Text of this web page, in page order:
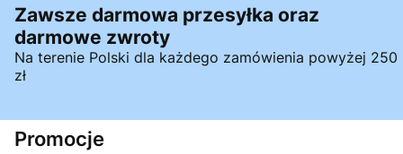
Zawsze darmowa przesyłka oraz
darmowe zwroty
Na terenie Polski dla każdego zamówienia powyżej 250
zł
Promocje